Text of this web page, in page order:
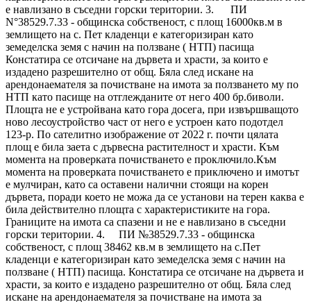
е навлизано в съседни горски територии. 3. ПИ
N°38529.7.33 - общинска собственост, с площ 16000кв.м в
землището на с. Пет кладенци е категоризиран като
земеделска земя с начин на ползване ( НТП) пасища
Констатира се отсичане на дървета и храсти, за които е
издадено разрешително от общ. Бяла след искане на
арендонаемателя за почистване на имота за ползването му по
НТП като пасище на отглежданите от него 400 бр.биволи.
Площта не е устройвана като гора досега, при извършващото
ново лесоустройство част от него е устроен като подотдел
123-р. По сателитно изображение от 2022 г. почти цялата
площ е била заета с дървесна растителност и храсти. Към
момента на проверката почистването е проключило.Към
момента на проверката почистването е приключено и имотът
е мулчиран, като са оставени налични стоящи на корен
дървета, поради което не можа да се установи на терен каква е
била действително площта с характеристиките на гора.
Границите на имота са спазени и не е навлизано в съседни
горски територии. 4. ПИ №38529.7.33 - общинска
собственост, с площ 38462 кв.м в землището на с.Пет
кладенци е категоризиран като земеделска земя с начин на
ползване ( НТП) пасища. Констатира се отсичане на дървета и
храсти, за които е издадено разрешително от общ. Бяла след
искане на арендонаемателя за почистване на имота за